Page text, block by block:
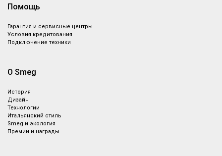
Помощь
Гарантия и сервисные центры
Условия кредитования
Подключение техники
О Smeg
История
Дизайн
Технологии
Итальянский стиль
Smeg и экология
Премии и награды